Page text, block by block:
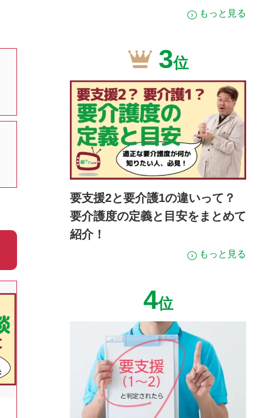
もっと見る
3位
要支援2と要介護1の違いって？
要介護度の定義と目安をまとめて
紹介！
もっと見る
4位